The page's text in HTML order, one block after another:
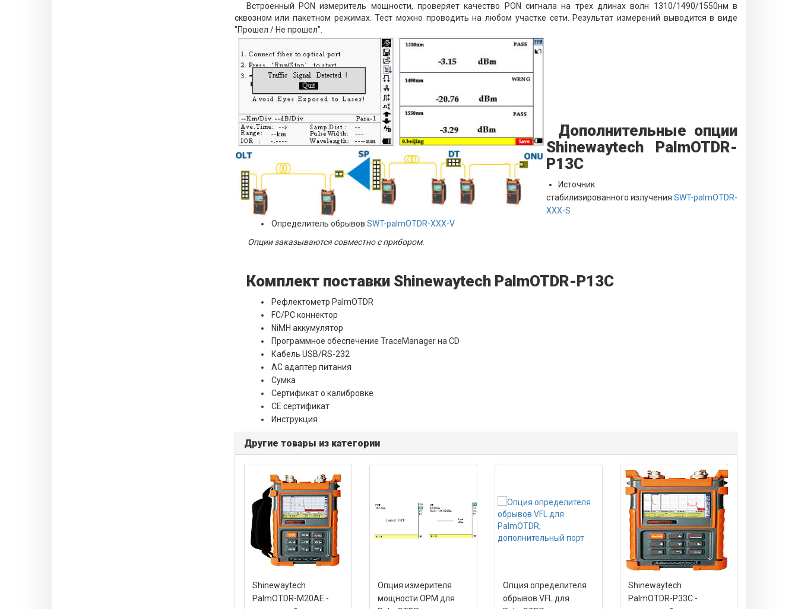
Встроенный PON измеритель мощности, проверяет качество PON сигнала на трех длинах волн 1310/1490/1550нм в
сквозном или пакетном режимах. Тест можно проводить на любом участке сети. Результат измерений выводится в виде
"Прошел / Не прошел".
Дополнительные опции
Shinewaytech PalmOTDR-
P13C
Источник
стабилизированного излучения SWT-palmOTDR-
XXX-S
Определитель обрывов SWT-palmOTDR-XXX-V
Опции заказываются совместно с прибором.
Комплект поставки Shinewaytech PalmOTDR-P13C
Рефлектометр PalmOTDR
FC/PC коннектор
NiMH аккумулятор
Программное обеспечение TraceManager на CD
Кабель USB/RS-232
AC адаптер питания
Сумка
Сертификат о калибровке
CE сертификат
Инструкция
Другие товары из категории
Shinewaytech
PalmOTDR-M20AE -
Опция измерителя
мощности OPM для
Опция определителя
обрывов VFL для
Shinewaytech
PalmOTDR-P33C -